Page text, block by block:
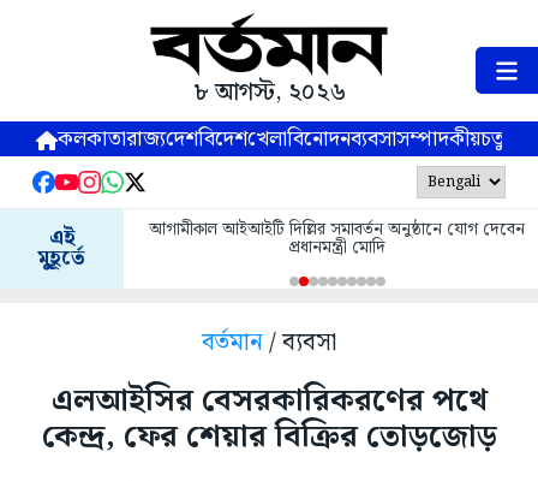
৮ আগস্ট, ২০২৬
কলকাতারাজ্যদেশবিদেশখেলাবিনোদনব্যবসাসম্পাদকীয়
এই
মুহূর্তে
আগামীকাল আইআইটি দিল্লির সমাবর্তন অনুষ্ঠানে যোগ দেবেন
প্রধানমন্ত্রী মোদি
বর্তমান/ ব্যবসা
এলআইসির বেসরকারিকরণের পথে
কেন্দ্র, ফের শেয়ার বিক্রির তোড়জোড়